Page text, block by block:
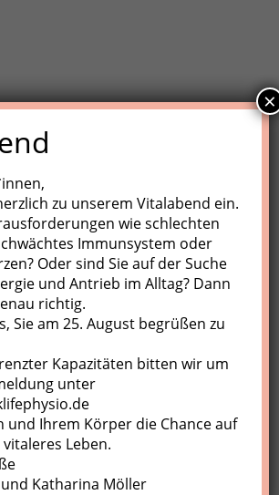
diese Veranstaltung nicht mehr
zu unserem Vitalabend ein.
wie schlechten
Immunsystem oder
Oder sind Sie auf der Suche
und Antrieb im Alltag? Dann
richtig.
Sie am 25. August begrüßen zu
Kapazitäten bitten wir um
unter
und Ihrem Körper die Chance auf
Leben.
Katharina Möller
×